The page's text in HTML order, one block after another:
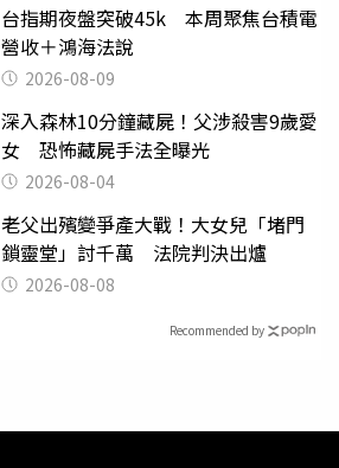
台指期夜盤突破45k 本周聚焦台積電
營收＋鴻海法說
2026-08-09
深入森林10分鐘藏屍！父涉殺害9歲愛
女 恐怖藏屍手法全曝光
2026-08-04
老父出殯變爭產大戰！大女兒「堵門
鎖靈堂」討千萬 法院判決出爐
2026-08-08
Recommended by